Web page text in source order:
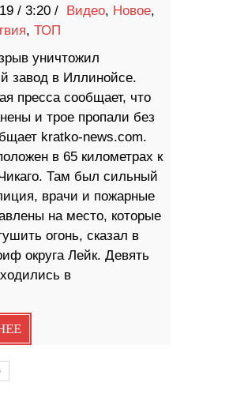
/ 3:20 / Видео, Новое,
, ТОП
уничтожил
завод в Иллинойсе.
пресса сообщает, что
и трое пропали без
kratko-news.com.
в 65 километрах к
Там был сильный
врачи и пожарные
на место, которые
огонь, сказал в
округа Лейк. Девять
в